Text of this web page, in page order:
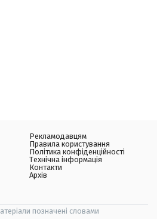
Рекламодавцям
Правила користування
Політика конфіденційності
Технічна інформація
Контакти
Архів
позначені словами